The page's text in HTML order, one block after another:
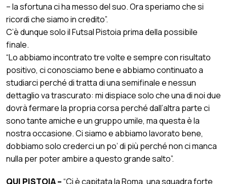
– la sfortuna ci ha messo del suo. Ora speriamo che si
ricordi che siamo in credito”.
C’è dunque solo il Futsal Pistoia prima della possibile
finale.
“Lo abbiamo incontrato tre volte e sempre con risultato
positivo, ci conosciamo bene e abbiamo continuato a
studiarci perché di tratta di una semifinale e nessun
dettaglio va trascurato: mi dispiace solo che una di noi due
dovrà fermare la propria corsa perché dall’altra parte ci
sono tante amiche e un gruppo umile, ma questa è la
nostra occasione. Ci siamo e abbiamo lavorato bene,
dobbiamo solo crederci un po’ di più perché non ci manca
nulla per poter ambire a questo grande salto”.
QUI PISTOIA –“Ci è capitata la Roma, una squadra forte